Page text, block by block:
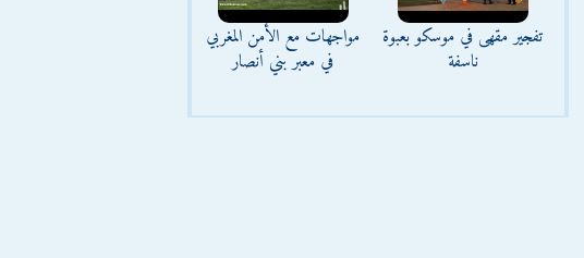
تفجير مقهى في موسكو بعبوة
ناسفة
مواجهات مع الأمن المغربي
في معبر بني أنصار